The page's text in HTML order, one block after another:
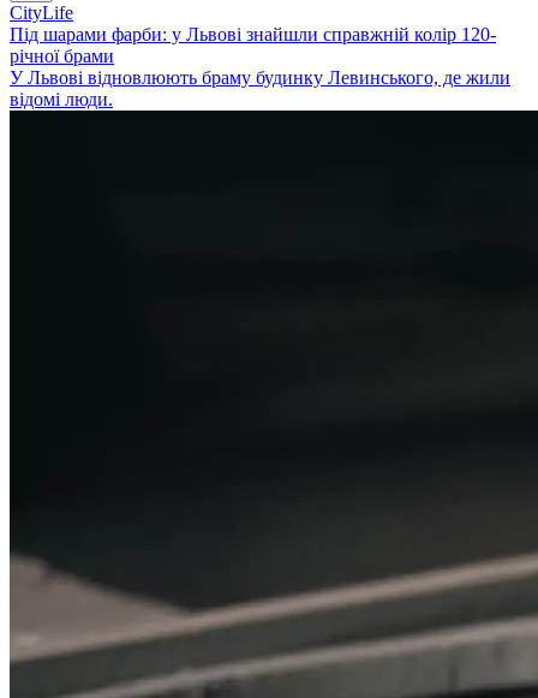
CityLife
Під шарами фарби: у Львові знайшли справжній колір 120-
річної брами
У Львові відновлюють браму будинку Левинського, де жили
відомі люди.